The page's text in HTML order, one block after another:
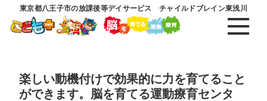
東京都八王子市の放課後等デイサービス チャイルドブレイン東浅川
楽しい動機付けで効果的に力を育てること
ができます。脳を育てる運動療育センタ